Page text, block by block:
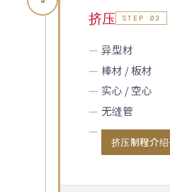
挤压 STEP 03
异型材
棒材 / 板材
实心 / 空心
无缝管
挤压制程介绍